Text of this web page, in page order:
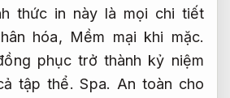
thức in này là mọi chi tiết
hóa, Mềm mại khi mặc.
phục trở thành kỷ niệm
tập thể.Spa. An toàn cho